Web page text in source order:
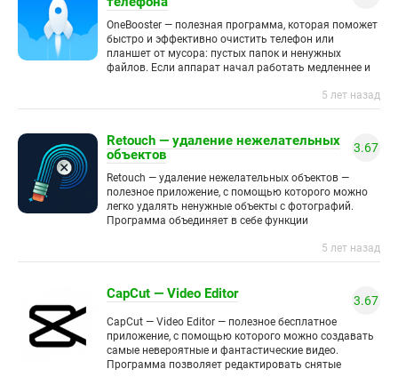
OneBooster — полезная программа, которая поможет
быстро и эффективно очистить телефон или
планшет от мусора: пустых папок и ненужных
файлов. Если аппарат начал работать медленнее и
5 лет назад
Retouch — удаление нежелательных
объектов
3.67
Retouch — удаление нежелательных объектов —
полезное приложение, с помощью которого можно
легко удалять ненужные объекты с фотографий.
Программа объединяет в себе функции
5 лет назад
CapCut — Video Editor 3.67
CapCut — Video Editor — полезное бесплатное
приложение, с помощью которого можно создавать
самые невероятные и фантастические видео.
Программа позволяет редактировать снятые